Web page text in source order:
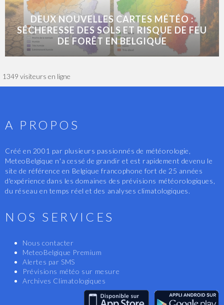
DEUX NOUVELLES CARTES MÉTÉO :
SÉCHERESSE DES SOLS ET RISQUE DE FEU
DE FORÊT EN BELGIQUE
1349 visiteurs en ligne
A PROPOS
Créé en 2001 par plusieurs passionnés de météorologie,
MeteoBelgique n'a cessé de grandir et est rapidement devenu le
site de référence en Belgique francophone fort de 25 années
d'expérience dans les domaines des prévisions météorologiques,
du réseau en temps réel et des analyses climatologiques.
NOS SERVICES
Nous contacter
MeteoBelgique Premium
Alertes par SMS
Prévisions météo sur mesure
Archives Climatologiques